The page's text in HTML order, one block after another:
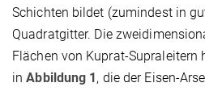
Schichten bildet (zumindest in
Quadratgitter. Die
Flächen von Kuprat-
inAbbildung 1 , die der Eisen-